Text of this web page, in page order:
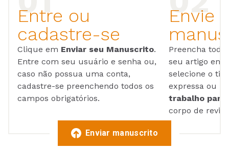
Entre ou
cadastre-se
Clique em Enviar seu Manuscrito.
Entre com seu usuário e senha ou,
caso não possua uma conta,
cadastre-se preenchendo todos os
campos obrigatórios.
Envie
Preencha
seu artigo em
selecione o
expressa ou
trabalho para
corpo de
Enviar manuscrito